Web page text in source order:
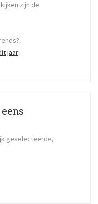
zijn de
jaar!
geselecteerde,